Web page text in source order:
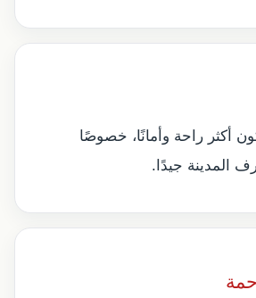
أكثر راحة وأمانًا، خصوصًا
المدينة جيدًا.